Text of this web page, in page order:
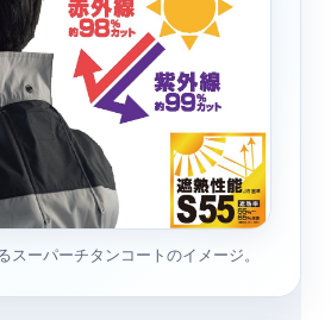
スーパーチタンコートのイメージ。